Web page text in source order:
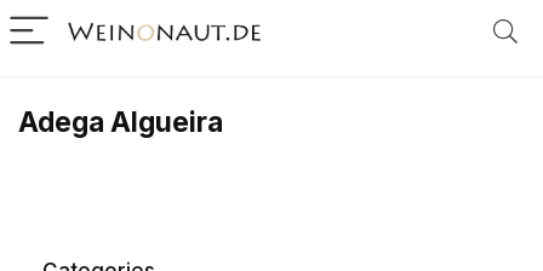
Adega Algueira